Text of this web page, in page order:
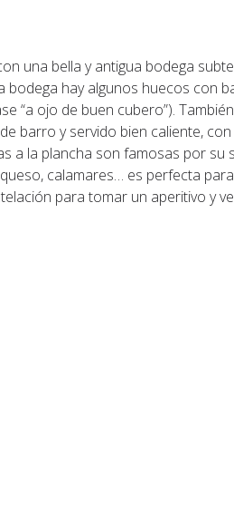
una bella y antigua bodega
bodega hay algunos huecos con
“a ojo de buen cubero”).
barro y servido bien caliente,
a la plancha son famosas por
calamares… es perfecta
para tomar un aperitivo y